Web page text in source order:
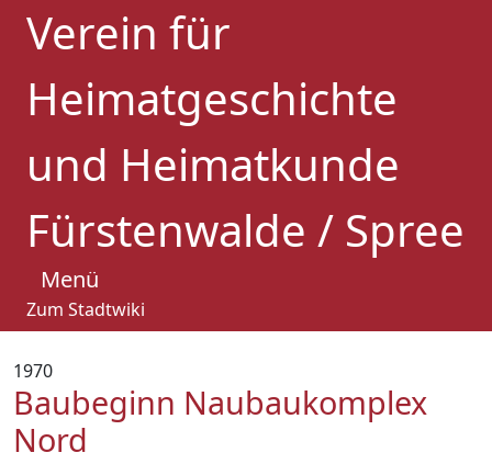
Verein für
Heimatgeschichte
und Heimatkunde
Fürstenwalde / Spree
Menü
Zum Stadtwiki
1970
Baubeginn Naubaukomplex
Nord